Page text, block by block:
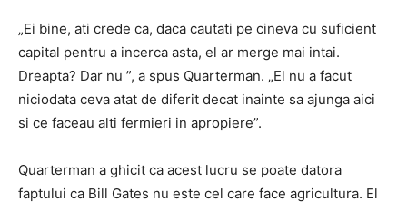
„Ei bine, ati crede ca, daca cautati pe cineva cu suficient
capital pentru a incerca asta, el ar merge mai intai.
Dreapta? Dar nu ”, a spus Quarterman. „El nu a facut
niciodata ceva atat de diferit decat inainte sa ajunga aici
si ce faceau alti fermieri in apropiere”.
Quarterman a ghicit ca acest lucru se poate datora
faptului ca Bill Gates nu este cel care face agricultura. El